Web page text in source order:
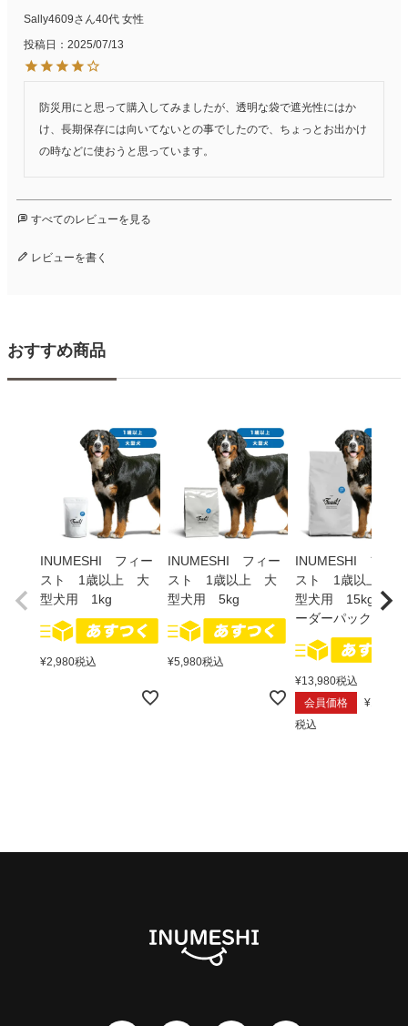
Sally4609 40代 女性
投稿日
2025/07/13
防災用にと思って購入してみましたが、透明な袋で遮光性にはか
け、長期保存には向いてないとの事でしたので、ちょっとお出かけ
の時などに使おうと思っています。
すべてのレビューを見る
レビューを書く
おすすめ商品
INUMESHI フィー
スト 1歳以上 大
型犬用 1kg
¥2,980税込
INUMESHI フィー
スト 1歳以上 大
型犬用 5kg
¥5,980税込
INUMESHI フィー
スト 1歳以上 大
型犬用 15kg ブ
ーダーパック
¥13,980税込
会員価格
¥
税込